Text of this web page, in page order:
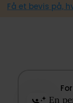
Få et bevis på,
En